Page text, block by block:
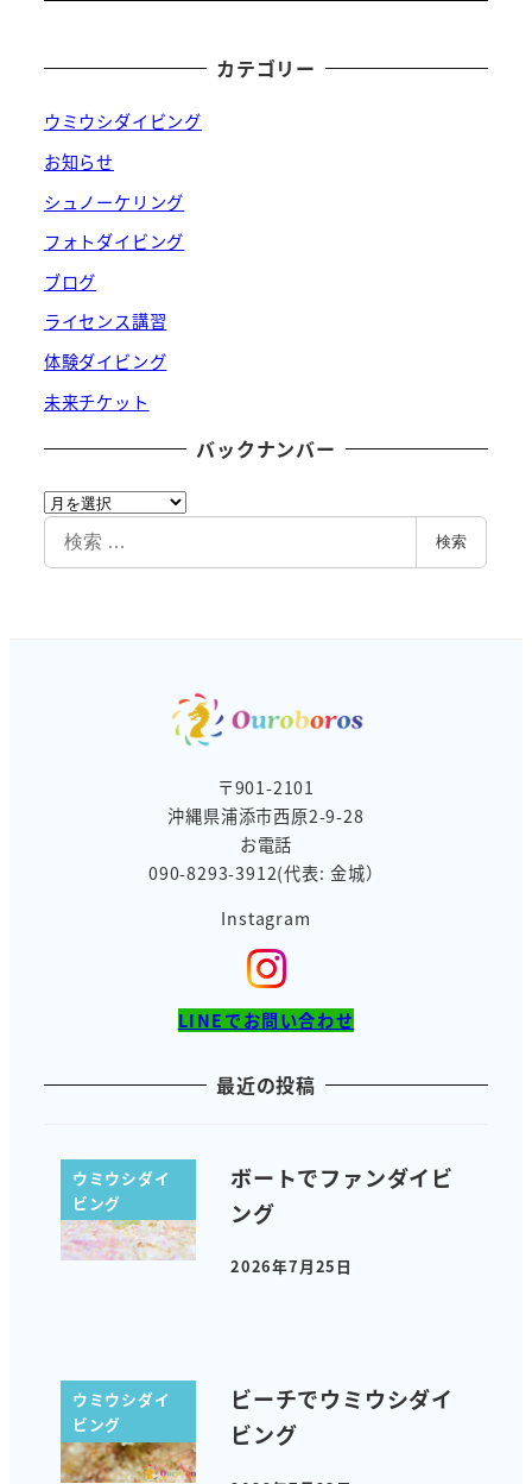
カテゴリー
ウミウシダイビング
お知らせ
シュノーケリング
フォトダイビング
ブログ
ライセンス講習
体験ダイビング
未来チケット
バックナンバー
バ
ッ検
検索
〒901-2101
沖縄県浦添市西原2-9-28
お電話
090-8293-3912(代表: 金城）
Instagram
LINEでお問い合わせ
最近の投稿
ウミウシダイ
ビング
ボートでファンダイビ
ング
投稿日
2026年7月25日
ウミウシダイ
ビング
ビーチでウミウシダイ
ビング